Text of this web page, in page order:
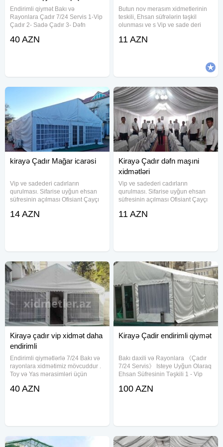
Endirimli qiymət Bakı və
Rayonlara Çadır 7/24 Servis 1-Vip
Çadır 2- Sadə Çadır 3- Dəfn
Salatçı 7- Çayçı 8-Ofisant Kişi &
40 AZN
Butun nov merasım xidmetlerinin
teskili, Ehsan süfrələrin təşkil
olunması ve s Vip ve sade deri
Qaşıq Ofisiant Çayçi Qabyu yan
11 AZN
kirayə Çadır Mağar icarəsi
Vip ve sadederi cadırların
qurulması. Sifarise uyğun ehsan
süfresinin açılması Ofisiant Çayçı
stul Samavar Kiraye cadır, çadır,
14 AZN
Kirayə Çadır dəfn maşıni
xidmətləri
Vip ve sadederi cadırların
qurulması. Sifarise uyğun ehsan
süfresinin açılması Ofisiant Çayçı
stul Samavar Kiraye cadır, çadır,
11 AZN
Kirayə çadır vip xidmət daha
endirimli
Endirimli qiymətlərlə 7/24 Bakı və
rayonlara xidmətimiz mövcuddur .
Toy və Yas mərasimləri üçün
çadırlar var. Məclisləriniz üçün
40 AZN
Kirayə Çadir endirimli qiymət
Bakı daxili və Rayonlara 《Çadır
7/24 Servis》 Isteye Uyğun Olaraq
Ehsan Süfresinin Təşkili 1 - Vip
maşını 4 - Kondisaner 5 - Defn
100 AZN